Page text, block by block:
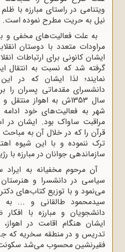
ویتنامی در راستای مبارزه با
نیل به حریت مطرح نموده است.
به علت فعالیت‌های مخفی و
مراودات‌ متعدد با دوستان
ایشان کانونی برای ارتباطات
گرفته شد که نسبت به انتقال
نمایند؛ لذا ایشان که در
دانشسرای مقدماتی پسران را
شهر به فعالیت‌های خود
مراقبت ساواک بود. ایشان در
قرآن را که در خلال آن به
ترک ننموده و با این شیوه
سازماندهی جوانان در مبارزه با
آن مرحوم مخفیانه به
سیاسی در دانشسرا و
می‌نمود و با توزیع کتاب‌های
سیدمحمود طالقانی و ... به
دانشجویان و مبارزه با
ایشان هنگام اقامت در
تدریس و در منطقه سخریه که
فقیرنشین محسوب می‌شد